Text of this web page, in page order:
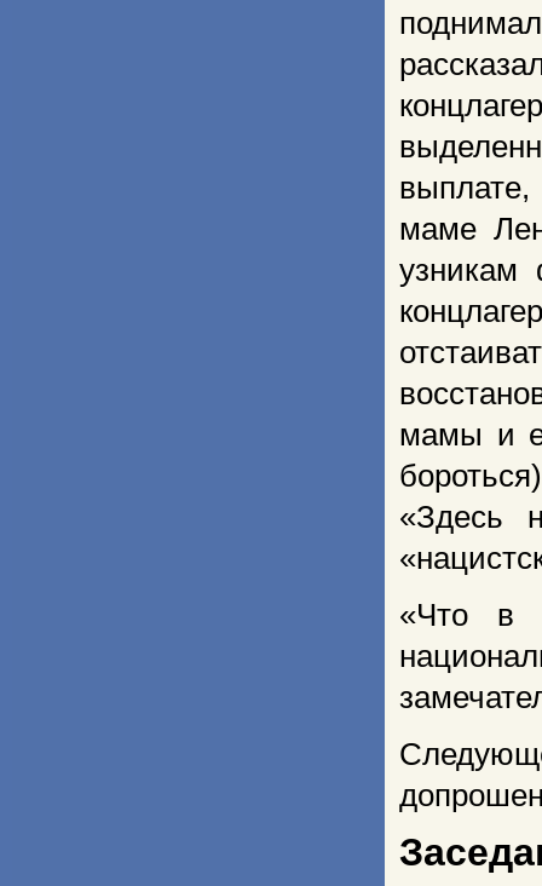
выплате,
маме
узникам
мамы и
«Здесь
«Что в